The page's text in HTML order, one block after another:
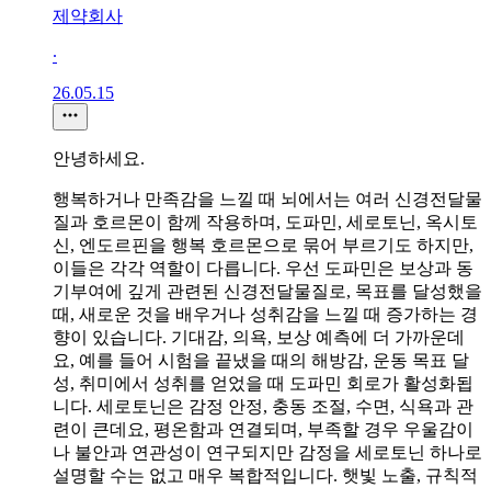
제약회사
∙
26.05.15
안녕하세요.
행복하거나 만족감을 느낄 때 뇌에서는 여러 신경전달물
질과 호르몬이 함께 작용하며, 도파민, 세로토닌, 옥시토
신, 엔도르핀을 행복 호르몬으로 묶어 부르기도 하지만,
이들은 각각 역할이 다릅니다. 우선 도파민은 보상과 동
기부여에 깊게 관련된 신경전달물질로, 목표를 달성했을
때, 새로운 것을 배우거나 성취감을 느낄 때 증가하는 경
향이 있습니다. 기대감, 의욕, 보상 예측에 더 가까운데
요, 예를 들어 시험을 끝냈을 때의 해방감, 운동 목표 달
성, 취미에서 성취를 얻었을 때 도파민 회로가 활성화됩
니다. 세로토닌은 감정 안정, 충동 조절, 수면, 식욕과 관
련이 큰데요, 평온함과 연결되며, 부족할 경우 우울감이
나 불안과 연관성이 연구되지만 감정을 세로토닌 하나로
설명할 수는 없고 매우 복합적입니다. 햇빛 노출, 규칙적